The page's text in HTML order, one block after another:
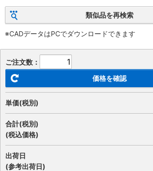
類似品を再検索
※CADデータはPCでダウンロードできます
ご注文数：
価格を確認
単価(税別)
合計(税別)
(税込価格)
出荷日
(参考出荷日)